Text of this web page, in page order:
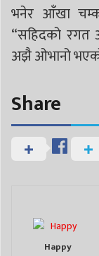
भनेर आँखा
“सहिदको
अझै ओभानो
Share
Happy